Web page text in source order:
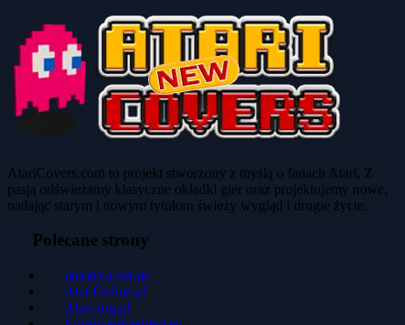
AtariCovers.com to projekt stworzony z myślą o fanach Atari. Z
pasją odświeżamy klasyczne okładki gier oraz projektujemy nowe,
nadając starym i nowym tytułom świeży wygląd i drugie życie.
Polecane strony
atariteca.net.pe
AtariOnline.pl
Atari.org.pl